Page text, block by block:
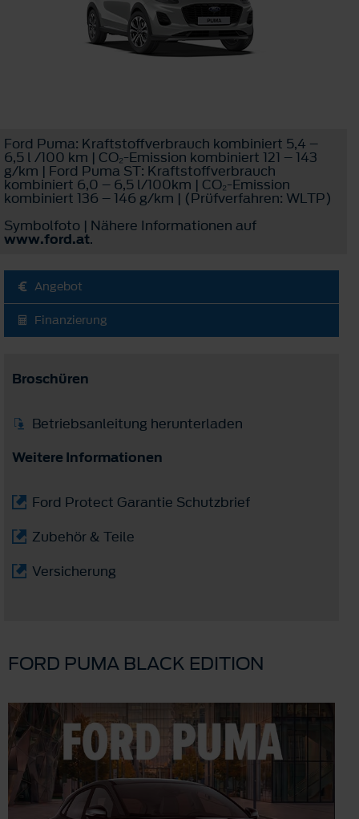
Ford Puma: Kraftstoffverbrauch kombiniert 5,4 –
6,5 l /100 km | CO₂-Emission kombiniert 121 – 143
g/km | Ford Puma ST: Kraftstoffverbrauch
kombiniert 6,0 – 6,5 l/100km | CO₂-Emission
kombiniert 136 – 146 g/km | (Prüfverfahren: WLTP)
Symbolfoto | Nähere Informationen auf
www.ford.at.
Angebot
Finanzierung
Broschüren
Betriebsanleitung herunterladen
Weitere Informationen
Ford Protect Garantie Schutzbrief
Zubehör & Teile
Versicherung
FORD PUMA BLACK EDITION